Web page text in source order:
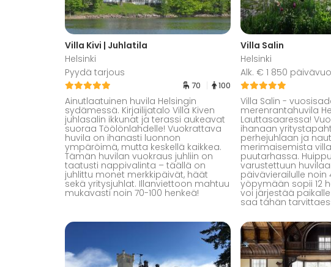
Villa Kivi | Juhlatila
Helsinki
Pyydä tarjous
70 100
Ainutlaatuinen huvila Helsingin
sydämessä. Kirjailijatalo Villa Kiven
juhlasalin ikkunat ja terassi aukeavat
suoraa Töölönlahdelle! Vuokrattava
huvila on ihanasti luonnon
ympäröimä, mutta keskellä kaikkea.
Tämän huvilan vuokraus juhliin on
taatusti nappivalinta – täällä on
juhlittu monet merkkipäivät, häät
sekä yritysjuhlat. Illanviettoon mahtuu
mukavasti noin 70-100 henkeä!
Villa Salin
Helsinki
Alk. € 1 850
Villa Salin -
merenrantahuvila
Lauttasaaressa!
ihanaan
perhejuhlaan ja
merimaisemista
puutarhassa.
varustettuun
päivävierailulle noin
yöpymään sopii 12
voi järjestää
saa tähän